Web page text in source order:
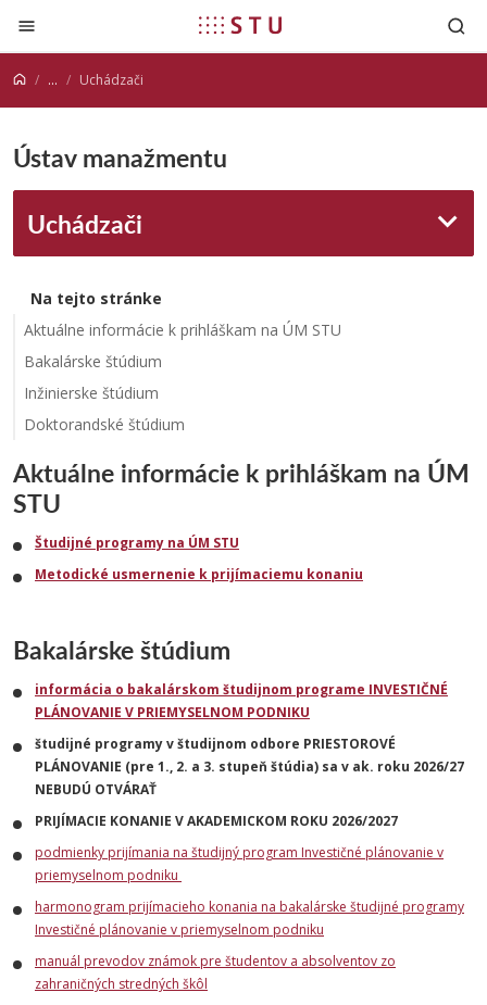
Prejsť na obsah
... Uchádzači
Ústav manažmentu
Uchádzači
Na tejto stránke
Aktuálne informácie k prihláškam na ÚM STU
Bakalárske štúdium
Inžinierske štúdium
Doktorandské štúdium
Aktuálne informácie k prihláškam na ÚM
STU
Študijné programy na ÚM STU
Metodické usmernenie k prijímaciemu konaniu
Bakalárske štúdium
informácia o bakalárskom študijnom programe INVESTIČNÉ
PLÁNOVANIE V PRIEMYSELNOM PODNIKU
študijné programy v študijnom odbore PRIESTOROVÉ
PLÁNOVANIE (pre 1., 2. a 3. stupeň štúdia) sa v ak. roku 2026/27
NEBUDÚ OTVÁRAŤ
PRIJÍMACIE KONANIE V AKADEMICKOM ROKU 2026/2027
podmienky prijímania na študijný program Investičné plánovanie v
priemyselnom podniku
harmonogram prijímacieho konania na bakalárske študijné programy
Investičné plánovanie v priemyselnom podniku
manuál prevodov známok pre študentov a absolventov zo
zahraničných stredných škôl